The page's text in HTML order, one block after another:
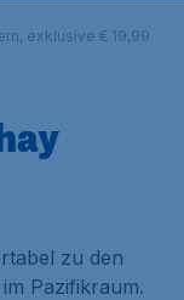
exklusive € 19,99
zu den
Pazifikraum.